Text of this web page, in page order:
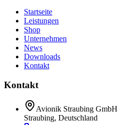
Startseite
Leistungen
Shop
Unternehmen
News
Downloads
Kontakt
Kontakt
Avionik Straubing GmbH
Straubing, Deutschland